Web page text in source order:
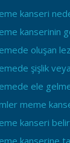
kanseri
kanserinin
oluşan
şişlik
ele
meme
kanseri
kanserine